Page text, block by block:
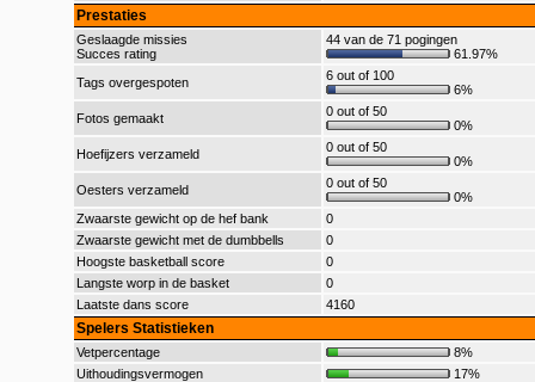
Prestaties
Geslaagde missies
Succes rating
44 van de 71 pogingen
61.97%
Tags overgespoten
6 out of 100
6%
Fotos gemaakt
0 out of 50
0%
Hoefijzers verzameld
0 out of 50
0%
Oesters verzameld
0 out of 50
0%
Zwaarste gewicht op de hef bank
0
Zwaarste gewicht met de dumbbells
0
Hoogste basketball score
0
Langste worp in de basket
0
Laatste dans score
4160
Spelers Statistieken
Vetpercentage
8%
Uithoudingsvermogen
17%